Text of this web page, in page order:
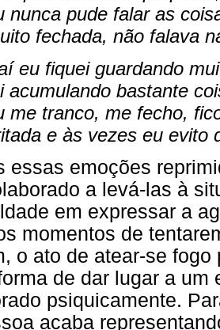
nunca pude falar as
fechada, não falava
eu fiquei guardando
acumulando bastante
me tranco, me fecho,
e às vezes eu evito
essas emoções
a levá-las à
em expressar a
momentos de
o ato de atear-se
de dar lugar a
psiquicamente.
acaba